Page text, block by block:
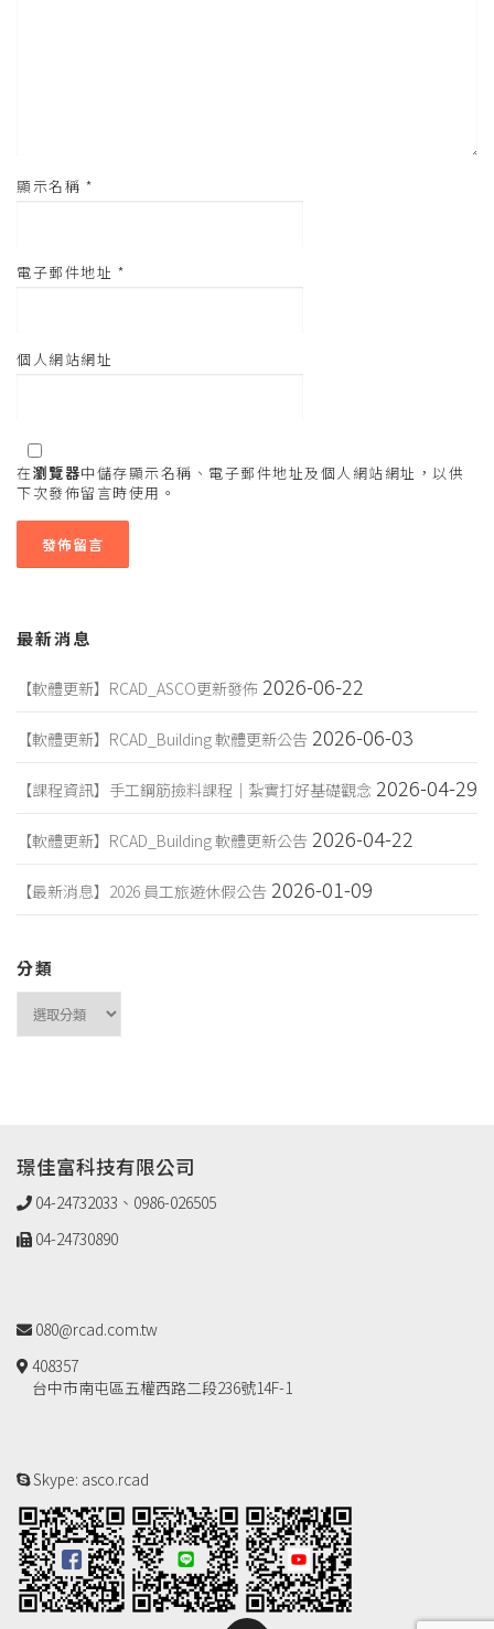
顯示名稱 *
電子郵件地址 *
個人網站網址
在瀏覽器中儲存顯示名稱、電子郵件地址及個人網站網址，以供
下次發佈留言時使用。
最新消息
【軟體更新】RCAD_ASCO更新發佈 2026-06-22
【軟體更新】RCAD_Building 軟體更新公告 2026-06-03
【課程資訊】手工鋼筋撿料課程｜紮實打好基礎觀念 2026-04-29
【軟體更新】RCAD_Building 軟體更新公告 2026-04-22
【最新消息】2026 員工旅遊休假公告 2026-01-09
分類
璟佳富科技有限公司
04-24732033、0986-026505
04-24730890
080@rcad.com.tw
408357
台中市南屯區五權西路二段236號14F-1
Skype: asco.rcad